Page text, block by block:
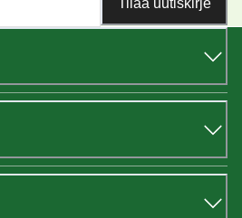
Tilaa uutiskirje